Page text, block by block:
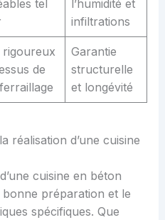
tel
l’humidité et
infiltrations
rigoureux
de
Garantie
structurelle
et longévité
réalisation d’une cuisine
cuisine en béton
préparation et le
spécifiques. Que